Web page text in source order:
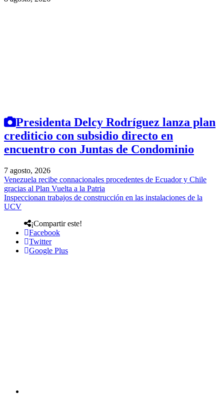
Presidenta Delcy Rodríguez lanza plan
crediticio con subsidio directo en
encuentro con Juntas de Condominio
7 agosto, 2026
Venezuela recibe connacionales procedentes de Ecuador y Chile
gracias al Plan Vuelta a la Patria
Inspeccionan trabajos de construcción en las instalaciones de la
UCV
¡Compartir este!
Facebook
Twitter
Google Plus